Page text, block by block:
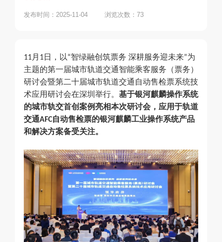
发布时间：2025-11-04 浏览次数：73
11 月 1 日，以“智绿融创筑票务 深耕服务迎未来”为
主题的第一届城市轨道交通智能乘客服务（票务）
研讨会暨第二十届城市轨道交通自动售检票系统技
术应用研讨会在深圳举行。 基于银河麒麟操作系统
的城市轨交首创案例亮相本次研讨会，应用于轨道
交通AFC自动售检票的银河麒麟工业操作系统产品
和解决方案备受关注。